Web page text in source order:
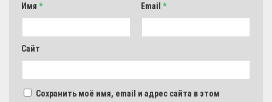
Имя * Email *
Сайт
Сохранить моё имя, email и адрес сайта в этом